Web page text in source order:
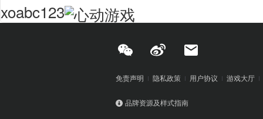
xoabc123
免责声明 隐私政策 用户协议 游戏大厅
品牌资源及样式指南